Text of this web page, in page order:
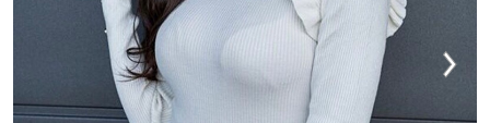
VESTIDOS
TRAJES DE BAÑO